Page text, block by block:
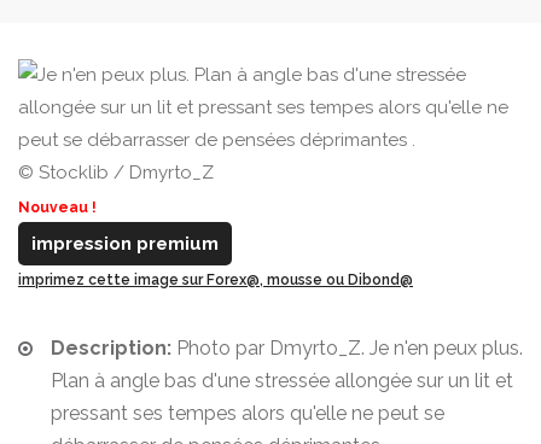
© Stocklib / Dmyrto_Z
Nouveau !
impression premium
imprimez cette image sur Forex@, mousse ou Dibond@
Description: Photo par Dmyrto_Z. Je n'en peux plus.
Plan à angle bas d'une stressée allongée sur un lit et
pressant ses tempes alors qu'elle ne peut se